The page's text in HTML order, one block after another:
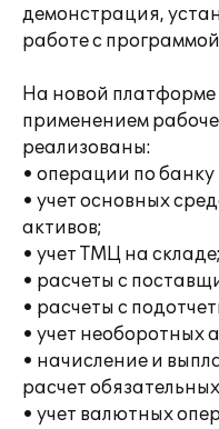
демонстрация,
работе с
На новой
применением
реализованы:
• операции по банку
• учет основных
активов;
• учет ТМЦ на складе;
• расчеты с
• расчеты с
• учет необоротных
• начисление и
расчет
• учет валютных